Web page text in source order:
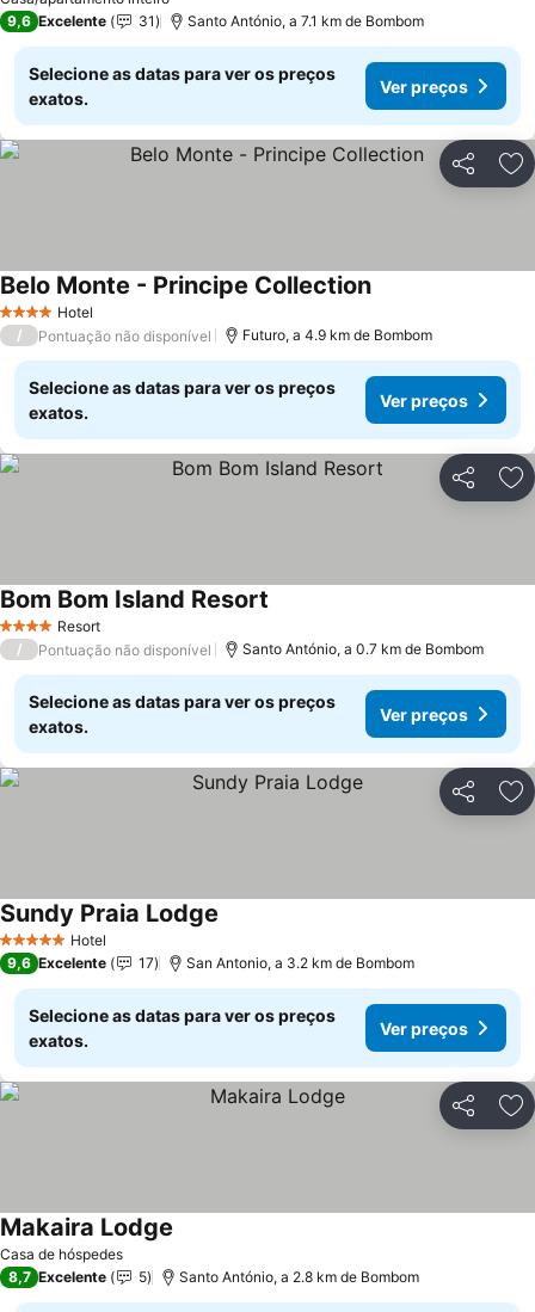
9,6 Excelente 31 Santo António, a 7.1 km de Bombom
Selecione as datas para ver os preços
exatos.
Ver preços
Partilhar
4 EstrelasHotel
Belo Monte - Principe Collection
/ Pontuação não disponível Futuro, a 4.9 km de Bombom
Selecione as datas para ver os preços
exatos.
Ver preços
Partilhar
4 EstrelasResort
Bom Bom Island Resort
/ Pontuação não disponível Santo António, a 0.7 km de Bombom
Selecione as datas para ver os preços
exatos.
Ver preços
Partilhar
5 Estrelas Hotel
Sundy Praia Lodge
9,6 Excelente 17 San Antonio, a 3.2 km de Bombom
Selecione as datas para ver os preços
exatos.
Ver preços
Partilhar
Casa de hóspedes
Makaira Lodge
8,7 Excelente 5 Santo António, a 2.8 km de Bombom